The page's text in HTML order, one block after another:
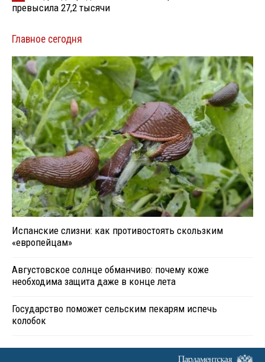
превысила 27,2 тысячи
Главное сегодня
Испанские слизни: как противостоять скользким
«европейцам»
Августовское солнце обманчиво: почему коже
необходима защита даже в конце лета
Государство поможет сельским пекарям испечь
колобок